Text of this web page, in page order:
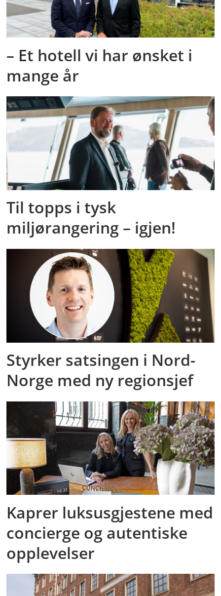
– Et hotell vi har ønsket i
mange år
Til topps i tysk
miljørangering – igjen!
Styrker satsingen i Nord-
Norge med ny regionsjef
Kaprer luksusgjestene med
concierge og autentiske
opplevelser